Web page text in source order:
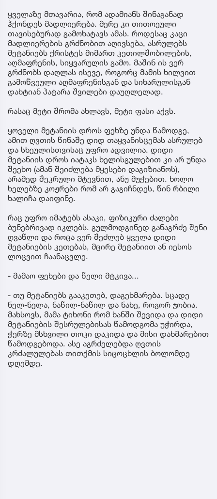
ყველაზე მთავარია, რომ ადამიანს შინაგანად
ჰქონდეს მადლიერება. მერე კი თითოეული
თავისებურად გამოხატავს ამას. როდესაც კაცი
მადლიერების გრძნობით აღივსება, ასრულებს
მეტანიებს ქრისტეს მიმართ კეთილშობილების,
აღმაფრენის, სიყვარულის გამო. მაშინ ის ვერ
გრძნობს დაღლას ისევე, როგორც მამის ხილვით
გამოწვეული აღმაფრენისგან და სიხარულისგან
დახტიან პატარა შვილები დაუღლელად.
რასაც მეტი შრომა ახლავს, მეტი ფასი აქვს.
ყოველი მეტანიის დროს ფეხზე უნდა წამოდგე,
ამით ღვთის წინაშე დიდ თაყვანისცემას ასრულებ
და სხეულისთვისაც უფრო ადვილია. დიდი
მეტანიის დროს იატაკს ხელისგულებით კი არ უნდა
შეეხო (ამან შეიძლება მყესები დაგიზიანოს),
არამედ შეკრული მტევნით, ანუ მუჭებით. ხოლო
ხელებზე კოჟრები რომ არ გაგიჩნდეს, წინ რბილი
ხალიჩა დაიფინე.
რაც უფრო იმატებს ასაკი, ფიზიკური ძალები
ბუნებრივად იკლებს. გულმოდგინედ განაგრძე შენი
ღვაწლი და როცა ვერ შეძლებ ყველა დიდი
მეტანიების კეთებას, მცირე მეტანიით ან იესოს
ლოცვით ჩაანაცვლე.
- მამაო ფეხები და წელი მტკივა...
- თუ მეტანიებს გააკეთებ, დაგეხმარება. სცადე
ნელ-ნელა, ნაწილ-ნაწილ და ნახე, როგორ ჯობია.
მახსოვს, მამა ტიხონი რომ ხანში შევიდა და დიდი
მეტანიების შესრულებისას წამოდგომა უჭირდა,
ჭერზე მსხვილი თოკი დაკიდა და მისი დახმარებით
წამოდგებოდა. ასე აგრძელებდა ღვთის
კრძალულებას თითქმის სიცოცხლის ბოლომდე
დღემდე.